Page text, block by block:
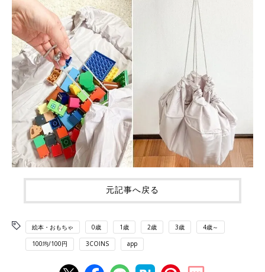
元記事へ戻る
絵本・おもちゃ 0歳 1歳 2歳 3歳 4歳～
100均/100円 3COINS app